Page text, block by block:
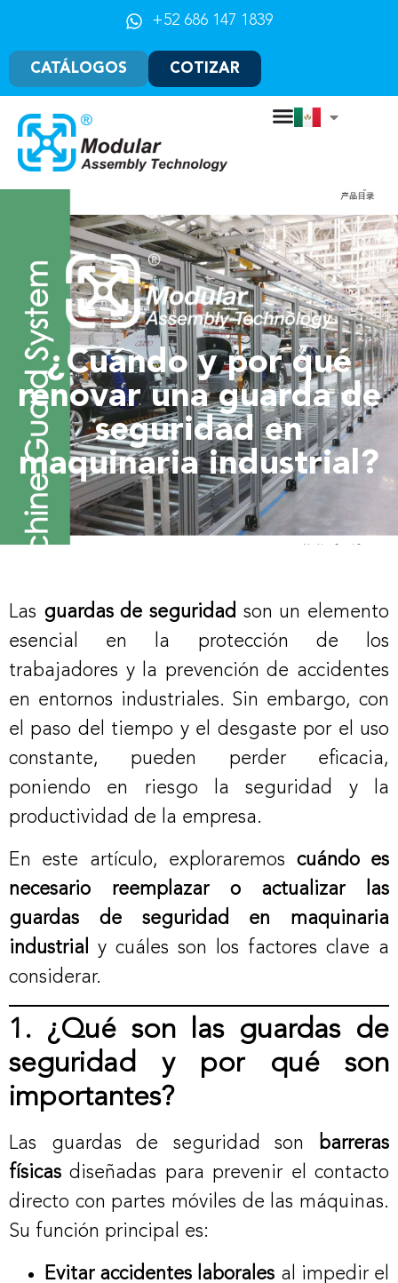
+52 686 147 1839
CATÁLOGOS COTIZAR
¿Cuándo y por qué
renovar una guarda de
seguridad en
maquinaria industrial?
Las guardas de seguridad son un elemento
esencial en la protección de los
trabajadores y la prevención de accidentes
en entornos industriales. Sin embargo, con
el paso del tiempo y el desgaste por el uso
constante, pueden perder eficacia,
poniendo en riesgo la seguridad y la
productividad de la empresa.
En este artículo, exploraremos cuándo es
necesario reemplazar o actualizar las
guardas de seguridad en maquinaria
industrial
y cuáles son los factores clave a
considerar.
1. ¿Qué son las guardas de
seguridad y por qué son
importantes?
Las guardas de seguridad son
barreras
físicas diseñadas para prevenir el contacto
directo con partes móviles de las máquinas.
Su función principal es:
Evitar accidentes laborales al impedir el